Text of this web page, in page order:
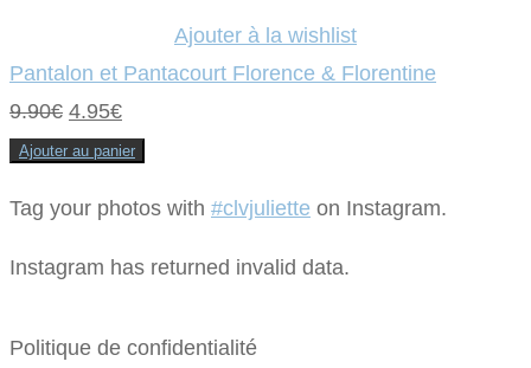
Ajouter à la wishlist
Pantalon et Pantacourt Florence & Florentine
9.90€ Le
prix
était :
9.90€.
4.95€Le
prix
est :
4.95€.
Ajouter au panier
Tag your photos with #clvjuliette on Instagram.
Instagram has returned invalid data.
Politique de confidentialité